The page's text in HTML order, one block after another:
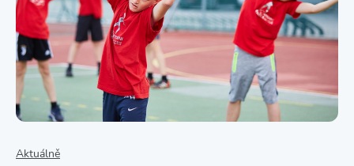
Aktuálně